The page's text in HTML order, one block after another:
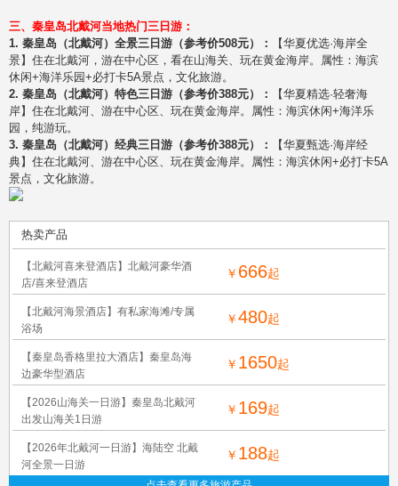
三、秦皇岛北戴河当地热门三日游：
1. 秦皇岛（北戴河）全景三日游（参考价508元）：
【华夏优选·海岸全
景】住在北戴河，游在中心区，看在山海关、玩在黄金海岸。属性：海滨
休闲+海洋乐园+必打卡5A景点，文化旅游。
2. 秦皇岛（北戴河）特色三日游（参考价388元）：
【华夏精选·轻奢海
岸】住在北戴河、游在中心区、玩在黄金海岸。属性：海滨休闲+海洋乐
园，纯游玩。
3. 秦皇岛（北戴河）经典三日游（参考价388元）：
【华夏甄选·海岸经
典】住在北戴河、游在中心区、玩在黄金海岸。属性：海滨休闲+必打卡5A
景点，文化旅游。
热卖产品
【北戴河喜来登酒店】北戴河豪华酒
店/喜来登酒店
￥ 666起
【北戴河海景酒店】有私家海滩/专属
浴场
￥480起
【秦皇岛香格里拉大酒店】秦皇岛海
边豪华型酒店
￥ 1650起
【2026山海关一日游】秦皇岛北戴河
出发山海关1日游
￥ 169起
【2026年北戴河一日游】海陆空 北戴
河全景一日游
￥ 188起